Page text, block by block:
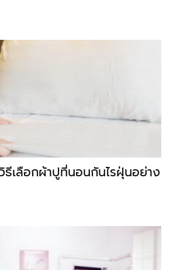
เลือกผ้าปูที่นอนกันไรฝุ่นอย่าง